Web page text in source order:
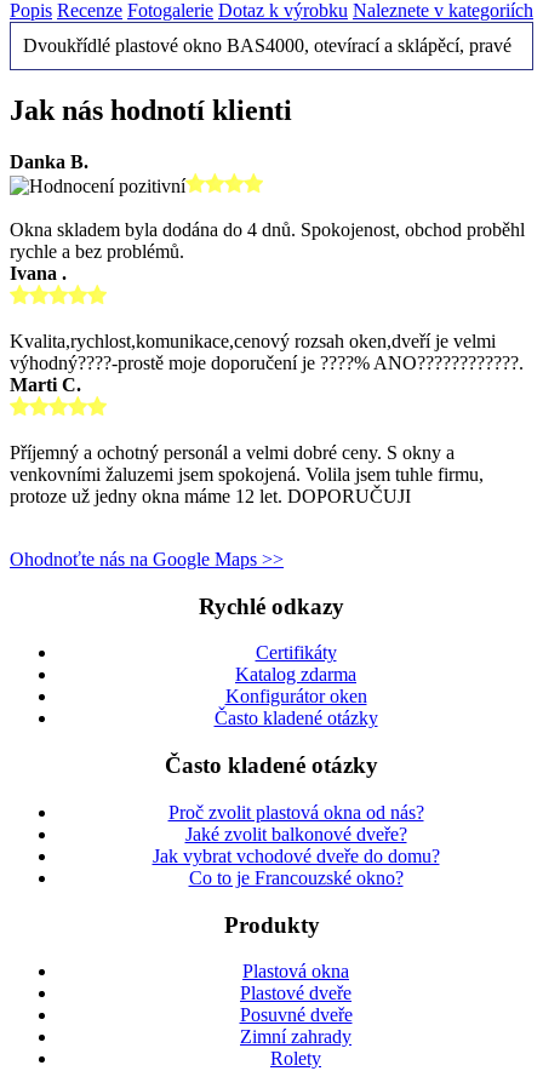
Popis Recenze Fotogalerie Dotaz k výrobku Naleznete v kategoriích
Dvoukřídlé plastové okno BAS4000, otevírací a sklápěcí, pravé
Jak nás hodnotí klienti
Danka B.
Okna skladem byla dodána do 4 dnů. Spokojenost, obchod proběhl
rychle a bez problémů.
Ivana .
Kvalita,rychlost,komunikace,cenový rozsah oken,dveří je velmi
výhodný????-prostě moje doporučení je ????% ANO????????????.
Marti C.
Příjemný a ochotný personál a velmi dobré ceny. S okny a
venkovními žaluzemi jsem spokojená. Volila jsem tuhle firmu,
protoze už jedny okna máme 12 let. DOPORUČUJI
Ohodnoťte nás na Google Maps >>
Rychlé odkazy
Certifikáty
Katalog zdarma
Konfigurátor oken
Často kladené otázky
Často kladené otázky
Proč zvolit plastová okna od nás?
Jaké zvolit balkonové dveře?
Jak vybrat vchodové dveře do domu?
Co to je Francouzské okno?
Produkty
Plastová okna
Plastové dveře
Posuvné dveře
Zimní zahrady
Rolety